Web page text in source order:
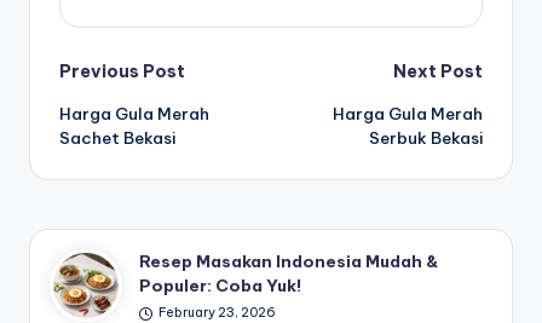
Post
navigation
Previous Post
Harga Gula Merah
Sachet Bekasi
Next Post
Harga Gula Merah
Serbuk Bekasi
Resep Masakan Indonesia Mudah &
Populer: Coba Yuk!
February 23, 2026